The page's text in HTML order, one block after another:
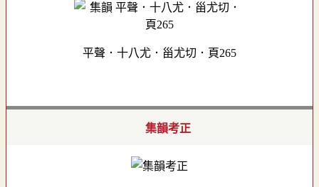
平聲．十八尤．甾尤切．頁265
集韻考正